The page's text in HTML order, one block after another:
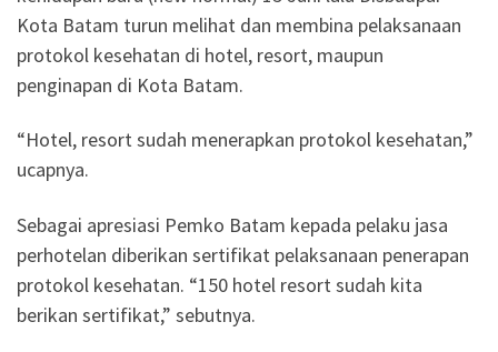
Kota Batam turun melihat dan membina pelaksanaan
protokol kesehatan di hotel, resort, maupun
penginapan di Kota Batam.
“Hotel, resort sudah menerapkan protokol kesehatan,”
ucapnya.
Sebagai apresiasi Pemko Batam kepada pelaku jasa
perhotelan diberikan sertifikat pelaksanaan penerapan
protokol kesehatan. “150 hotel resort sudah kita
berikan sertifikat,” sebutnya.